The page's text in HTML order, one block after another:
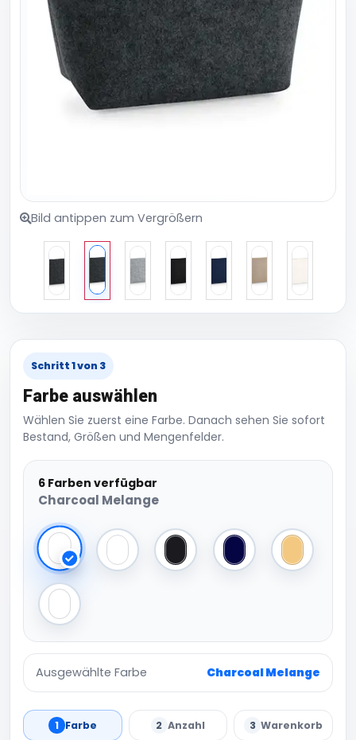
Bild antippen zum Vergrößern
Schritt 1 von 3
Farbe auswählen
Wählen Sie zuerst eine Farbe. Danach sehen Sie sofort
Bestand, Größen und Mengenfelder.
6 Farben verfügbar
Charcoal Melange
Charcoal Melange
Grey MelangeBlack Navy Sand
Soft White
Ausgewählte Farbe Charcoal Melange
1 Farbe 2 Anzahl 3 Warenkorb